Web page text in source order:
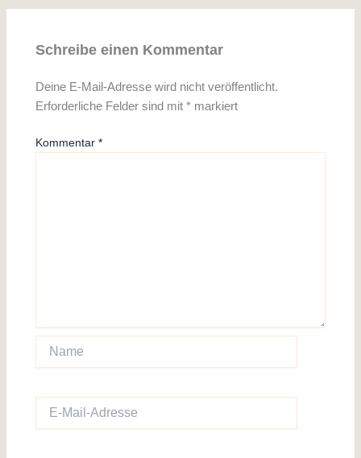
Schreibe einen Kommentar
Deine E-Mail-Adresse wird nicht veröffentlicht.
Erforderliche Felder sind mit* markiert
Kommentar*
Name
Mail-